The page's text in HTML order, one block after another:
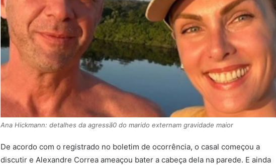
Ana Hickmann: detalhes da agressã0 do marido externam gravidade maior
De acordo com o registrado no boletim de ocorrência, o casal começou a
discutir e Alexandre Correa ameaçou bater a cabeça dela na parede. E ainda